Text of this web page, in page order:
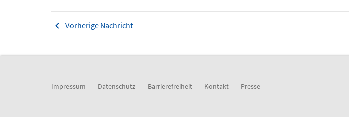
Vorherige Nachricht
Impressum Datenschutz Barrierefreiheit Kontakt Presse